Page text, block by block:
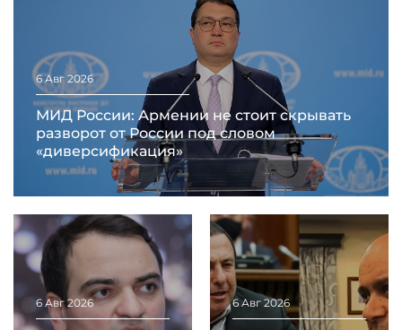
6 Авг 2026
МИД России: Армении не стоит скрывать
разворот от России под словом
«диверсификация»
6 Авг 2026 6 Авг 2026